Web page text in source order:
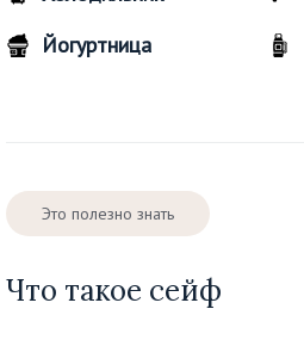
Йогуртница
Это полезно знать
Что такое сейф